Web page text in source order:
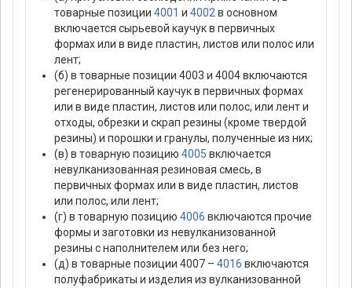
товарные позиции 4001 и 4002 в основном
включается сырьевой каучук в первичных
формах или в виде пластин, листов или полос или
лент;
(б) в товарные позиции 4003 и 4004 включаются
регенерированный каучук в первичных формах
или в виде пластин, листов или полос, или лент и
отходы, обрезки и скрап резины (кроме твердой
резины) и порошки и гранулы, полученные из них;
(в) в товарную позицию 4005 включается
невулканизованная резиновая смесь, в
первичных формах или в виде пластин, листов
или полос, или лент;
(г) в товарную позицию 4006 включаются прочие
формы и заготовки из невулканизованной
резины с наполнителем или без него;
(д) в товарные позиции 4007 – 4016 включаются
полуфабрикаты и изделия из вулканизованной